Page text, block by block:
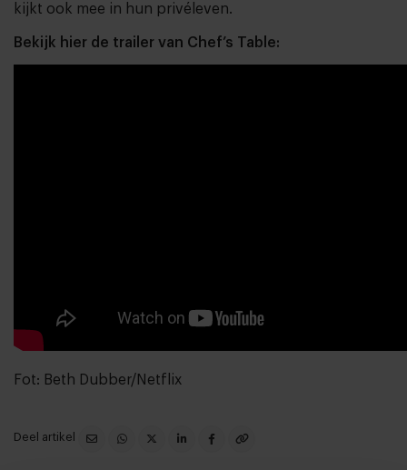
kijkt ook mee in hun privéleven.
Bekijk hier de trailer van Chef’s Table:
Fot: Beth Dubber/Netflix
Deel artikel